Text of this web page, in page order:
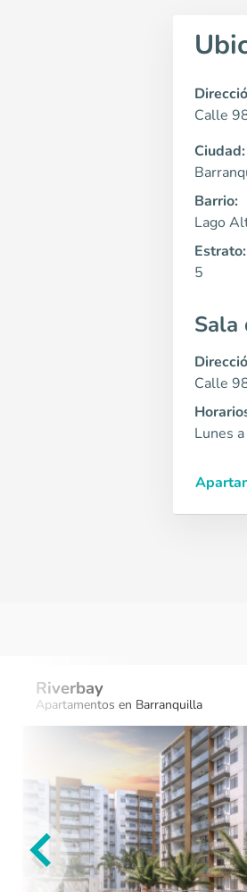
Calle
Ciudad:
Barrio:
Lago
Estrato:
5
Sala
Calle
Lunes
Riverbay
Apartamentos en Barranquilla
¿Quieres más
información?
Ver Proyecto